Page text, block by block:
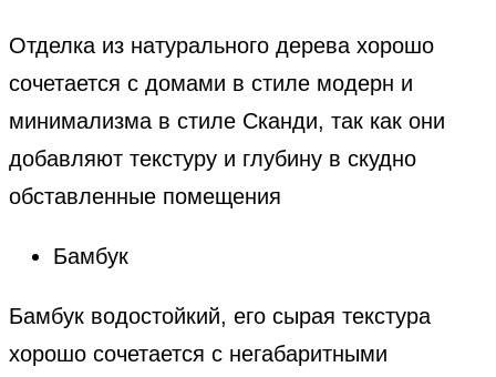
Отделка из натурального дерева хорошо
сочетается с домами в стиле модерн и
минимализма в стиле Сканди, так как они
добавляют текстуру и глубину в скудно
обставленные помещения
Бамбук
Бамбук водостойкий, его сырая текстура
хорошо сочетается с негабаритными